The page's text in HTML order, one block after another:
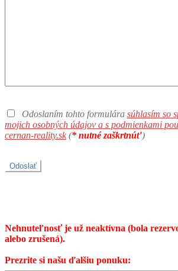
Odoslaním tohto formulára súhlasím so
mojich osobných údajov a s podmienkami
cernan-reality.sk(* nutné zaškrtnúť)
Nehnuteľnosť je už neaktívna (bola
alebo zrušená).
Prezrite si našu ďalšiu ponuku: